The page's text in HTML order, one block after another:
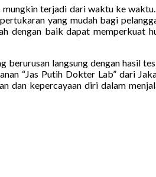
mungkin terjadi dari waktu ke
yang mudah bagi
dengan baik dapat memperkuat
langsung dengan hasil
“Jas Putih Dokter Lab” dari
dan kepercayaan diri dalam